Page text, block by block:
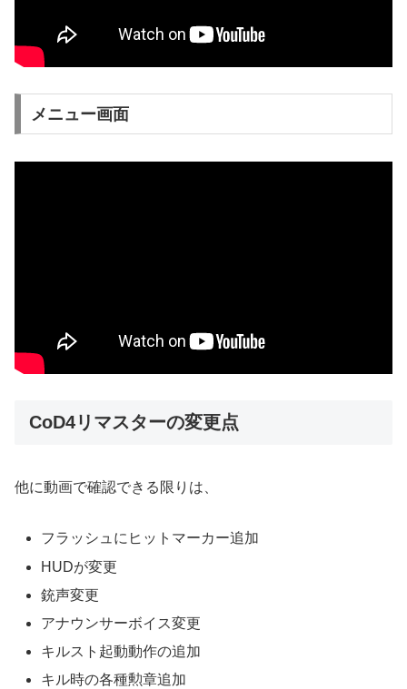
メニュー画面
CoD4リマスターの変更点
他に動画で確認できる限りは、
フラッシュにヒットマーカー追加
HUDが変更
銃声変更
アナウンサーボイス変更
キルスト起動動作の追加
キル時の各種勲章追加